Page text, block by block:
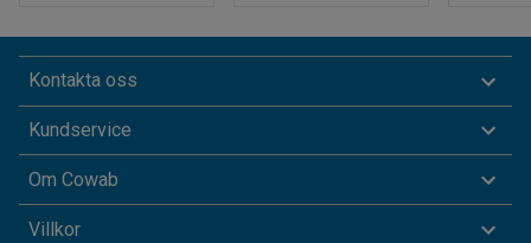
Kontakta oss
Kundservice
Om Cowab
Villkor